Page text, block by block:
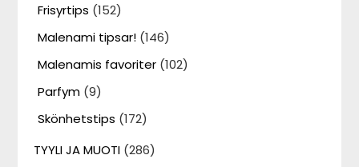
Frisyrtips (152)
Malenami tipsar! (146)
Malenamis favoriter (102)
Parfym (9)
Skönhetstips (172)
TYYLI JA MUOTI (286)